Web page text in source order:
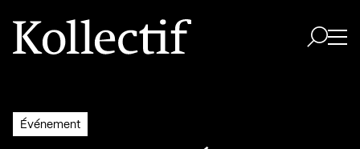
Aller à la page d'accueil
Logo Kollectif
Événement